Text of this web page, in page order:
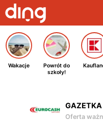
Wakacje
Powrót do
szkoły!
GAZETKA
Oferta